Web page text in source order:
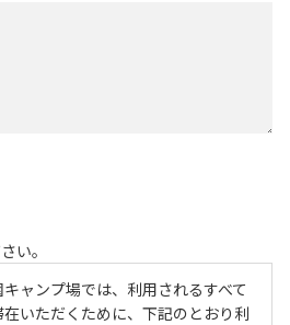
い。
ャンプ場では、利用されるすべて
いただくために、下記のとおり利